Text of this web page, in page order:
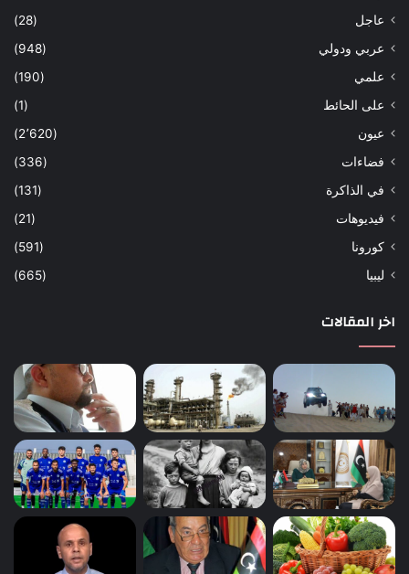
عاجل
(28)
عربي ودولي
(948)
علمي
(190)
على الحائط
(1)
عيون
(2٬620)
فضاءات
(336)
في الذاكرة
(131)
فيديوهات
(21)
كورونا
(591)
ليبيا
(665)
اخر المقالات